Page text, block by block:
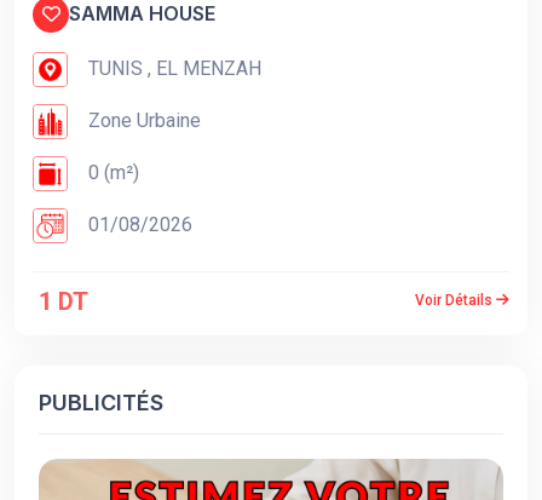
SAMMA HOUSE
TUNIS , EL MENZAH
Zone Urbaine
0 (m²)
01/08/2026
1 DT Voir Détails
PUBLICITÉS